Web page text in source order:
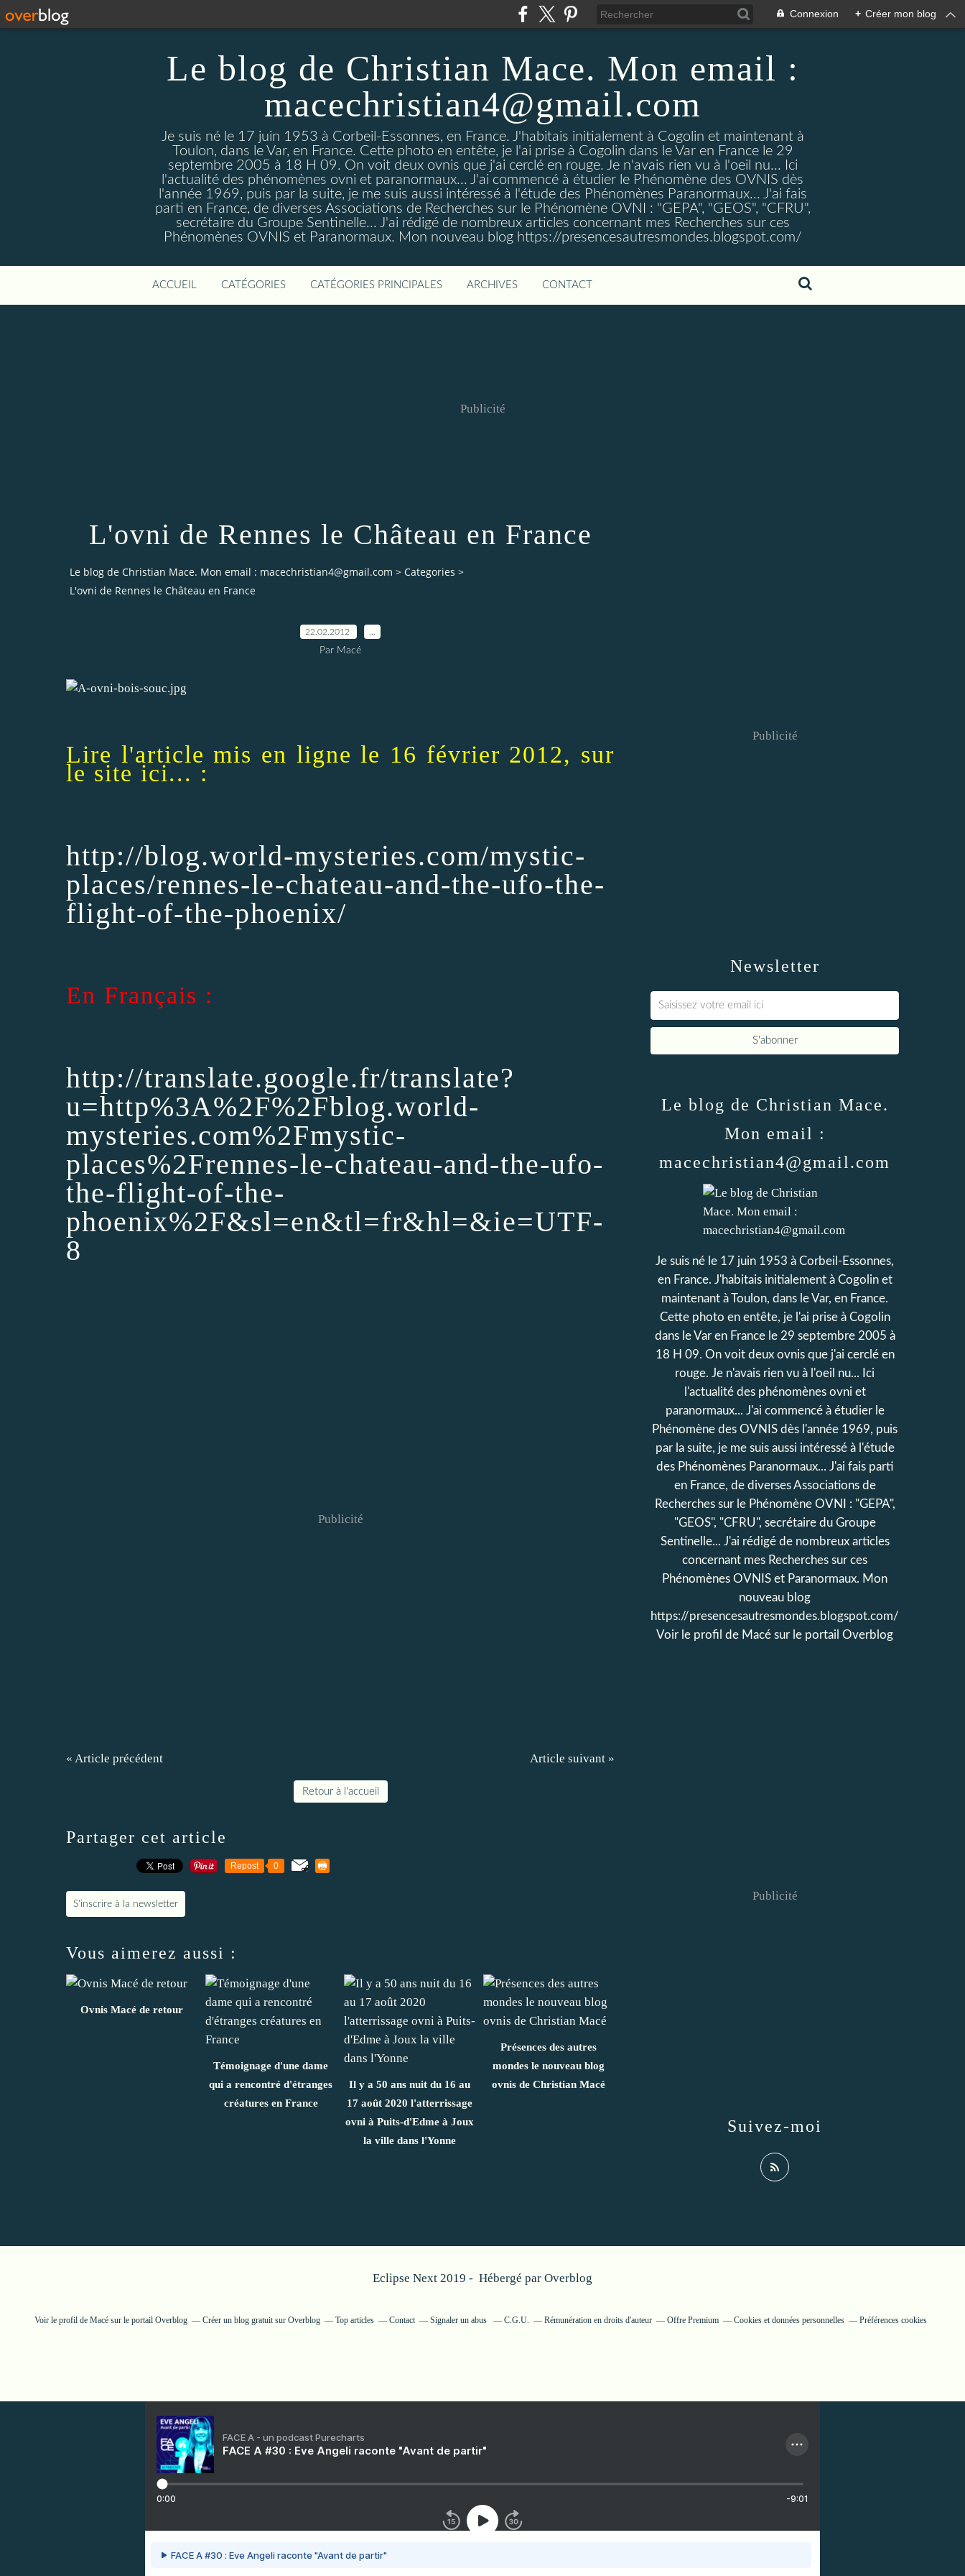
Connexion + Créer mon blog
Le blog de Christian Mace. Mon email :
macechristian4@gmail.com
Je suis né le 17 juin 1953 à Corbeil-Essonnes, en France. J'habitais initialement à Cogolin et maintenant à
Toulon, dans le Var, en France. Cette photo en entête, je l'ai prise à Cogolin dans le Var en France le 29
septembre 2005 à 18 H 09. On voit deux ovnis que j'ai cerclé en rouge. Je n'avais rien vu à l'oeil nu... Ici
l'actualité des phénomènes ovni et paranormaux... J'ai commencé à étudier le Phénomène des OVNIS dès
l'année 1969, puis par la suite, je me suis aussi intéressé à l'étude des Phénomènes Paranormaux... J'ai fais
parti en France, de diverses Associations de Recherches sur le Phénomène OVNI : "GEPA", "GEOS", "CFRU",
secrétaire du Groupe Sentinelle... J'ai rédigé de nombreux articles concernant mes Recherches sur ces
Phénomènes OVNIS et Paranormaux. Mon nouveau blog https://presencesautresmondes.blogspot.com/
ACCUEIL CATÉGORIES CATÉGORIES PRINCIPALES ARCHIVES CONTACT
Publicité
L'ovni de Rennes le Château en France
Le blog de Christian Mace. Mon email : macechristian4@gmail.com > Categories >
L'ovni de Rennes le Château en France
22.02.2012
Par Macé
Lire l'article mis en ligne le 16 février 2012, sur
le site ici... :
http://blog.world-mysteries.com/mystic-
places/rennes-le-chateau-and-the-ufo-the-
flight-of-the-phoenix/
En Français :
http://translate.google.fr/translate?
u=http%3A%2F%2Fblog.world-
mysteries.com%2Fmystic-
places%2Frennes-le-chateau-and-the-ufo-
the-flight-of-the-
phoenix%2F&sl=en&tl=fr&hl=&ie=UTF-
8
Publicité
« Article précédent Article suivant »
Retour à l'accueil
Partager cet article
Repost 0
S'inscrire à la newsletter
Vous aimerez aussi :
Ovnis Macé de retour
Témoignage d'une dame
qui a rencontré d'étranges
créatures en France
Il y a 50 ans nuit du 16 au
17 août 2020 l'atterrissage
ovni à Puits-d'Edme à Joux
la ville dans l'Yonne
Présences des autres
mondes le nouveau blog
ovnis de Christian Macé
Newsletter
Publicité
Le blog de Christian Mace.
Mon email :
macechristian4@gmail.com
Je suis né le 17 juin 1953 à Corbeil-Essonnes,
en France. J'habitais initialement à Cogolin et
maintenant à Toulon, dans le Var, en France.
Cette photo en entête, je l'ai prise à Cogolin
dans le Var en France le 29 septembre 2005 à
18 H 09. On voit deux ovnis que j'ai cerclé en
rouge. Je n'avais rien vu à l'oeil nu... Ici
l'actualité des phénomènes ovni et
paranormaux... J'ai commencé à étudier le
Phénomène des OVNIS dès l'année 1969, puis
par la suite, je me suis aussi intéressé à l'étude
des Phénomènes Paranormaux... J'ai fais parti
en France, de diverses Associations de
Recherches sur le Phénomène OVNI : "GEPA",
"GEOS", "CFRU", secrétaire du Groupe
Sentinelle... J'ai rédigé de nombreux articles
concernant mes Recherches sur ces
Phénomènes OVNIS et Paranormaux. Mon
nouveau blog
https://presencesautresmondes.blogspot.com/
Voir le profil de Macé sur le portail Overblog
Suivez-moi
Publicité
Eclipse Next 2019 - Hébergé par Overblog
Voir le profil de Macésur le portail Overblog Créer un blog gratuit sur Overblog Top articles Contact Signaler un abus C.G.U. Rémunération en droits d'auteur Offre Premium Cookies et données personnelles Préférences cookies
FACE A - un podcast Purecharts
FACE A #30 : Eve Angeli raconte "Avant de partir"
0:00 -9:01
FACE A #30 : Eve Angeli raconte "Avant de partir"